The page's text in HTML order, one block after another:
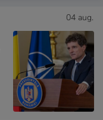
04 aug.